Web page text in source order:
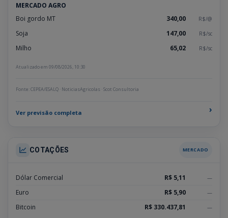
MERCADO AGRO
Boi gordo MT
340,00 R$/@
Soja 147,00 R$/sc
Milho 65,02 R$/sc
Atualizado em 09/08/2026, 10:30
Fonte: CEPEA/ESALQ · NoticiasAgricolas · Scot Consultoria
Ver previsão completa ›
COTAÇÕES MERCADO
Dólar Comercial R$ 5,11 —
Euro R$ 5,90 —
Bitcoin R$ 330.437,81 —